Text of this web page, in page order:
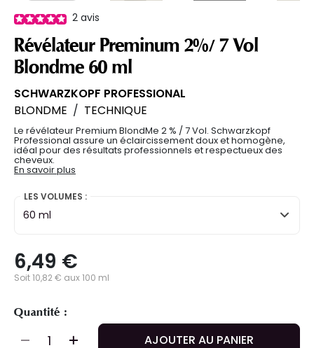
2 avis
Révélateur Preminum 2%/ 7 Vol
Blondme 60 ml
SCHWARZKOPF PROFESSIONAL
BLONDME / TECHNIQUE
Le révélateur Premium BlondMe 2 % / 7 Vol. Schwarzkopf
Professional assure un éclaircissement doux et homogène,
idéal pour des résultats professionnels et respectueux des
cheveux.
En savoir plus
LES VOLUMES :
60 ml
6,49 €
Soit 10,82 € aux 100 ml
Quantité :
AJOUTER AU PANIER